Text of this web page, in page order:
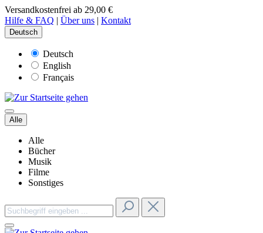
Versandkostenfrei ab 29,00 €
Hilfe & FAQ | Über uns | Kontakt
Deutsch
Deutsch
English
Français
Alle
Alle
Bücher
Musik
Filme
Sonstiges